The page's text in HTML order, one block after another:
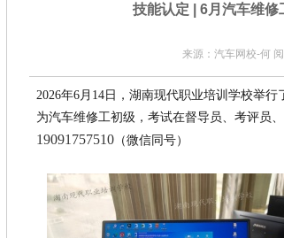
技能认定 | 6月汽车维
来源：汽车网校-何
2026年6月14日，湖南现代职业培训学校举
为汽车维修工初级，考试在督导员、考评员
19091757510（微信同号）